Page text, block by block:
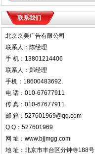
联系我们
北京京美广告有限公司
联系人：陈经理
手 机：13801214406
联系人：郑经理
手机：18600483692.
电 话：010-67677911
传 真：010-67677911
邮 箱：527601969@qq.com
Q Q：527601969
网 址：www.bjjmgg.com
地 址：北京市丰台区分钟寺188号